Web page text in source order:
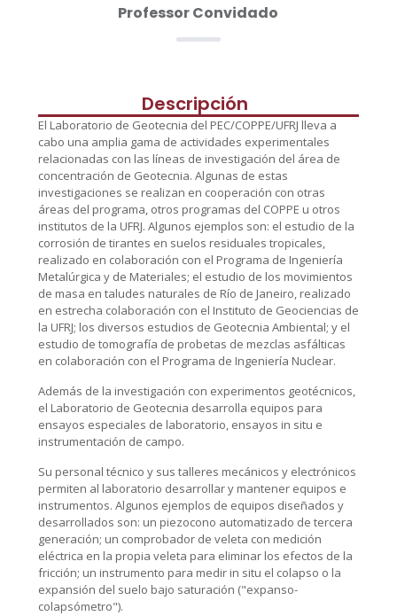
Professor Convidado
Descripción
El Laboratorio de Geotecnia del PEC/COPPE/UFRJ lleva a
cabo una amplia gama de actividades experimentales
relacionadas con las líneas de investigación del área de
concentración de Geotecnia. Algunas de estas
investigaciones se realizan en cooperación con otras
áreas del programa, otros programas del COPPE u otros
institutos de la UFRJ. Algunos ejemplos son: el estudio de la
corrosión de tirantes en suelos residuales tropicales,
realizado en colaboración con el Programa de Ingeniería
Metalúrgica y de Materiales; el estudio de los movimientos
de masa en taludes naturales de Río de Janeiro, realizado
en estrecha colaboración con el Instituto de Geociencias de
la UFRJ; los diversos estudios de Geotecnia Ambiental; y el
estudio de tomografía de probetas de mezclas asfálticas
en colaboración con el Programa de Ingeniería Nuclear.
Además de la investigación con experimentos geotécnicos,
el Laboratorio de Geotecnia desarrolla equipos para
ensayos especiales de laboratorio, ensayos in situ e
instrumentación de campo.
Su personal técnico y sus talleres mecánicos y electrónicos
permiten al laboratorio desarrollar y mantener equipos e
instrumentos. Algunos ejemplos de equipos diseñados y
desarrollados son: un piezocono automatizado de tercera
generación; un comprobador de veleta con medición
eléctrica en la propia veleta para eliminar los efectos de la
fricción; un instrumento para medir in situ el colapso o la
expansión del suelo bajo saturación ("expanso-
colapsómetro").